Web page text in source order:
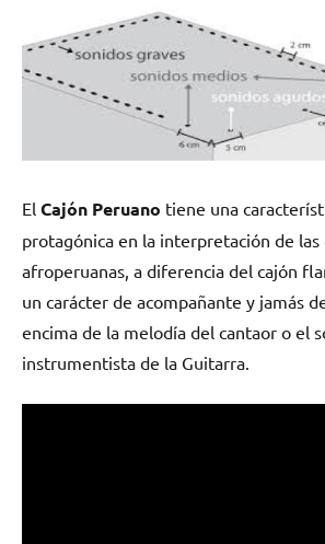
El Cajón Peruano tiene una
protagónica en la interpretación de las
afroperuanas, a diferencia del cajón
un carácter de acompañante y jamás
encima de la melodía del cantaor o el
instrumentista de la Guitarra.